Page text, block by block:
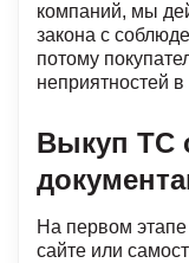
компаний, мы
закона с
потому
неприятностей
Выкуп ТС
На первом этапе
сайте или